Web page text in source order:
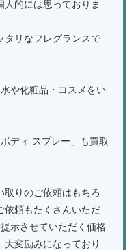
的には思っておりま
タリなフレグランスで
や化粧品・コスメをい
ディ スプレー」も買取
取りのご依頼はもちろ
依頼もたくさんいただ
示させていただく価格
変励みになっており